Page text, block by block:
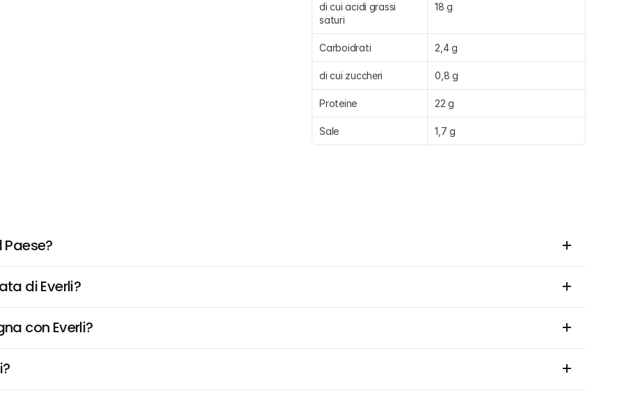
di cui acidi grassi
saturi
18 g
Carboidrati 2,4 g
di cui zuccheri 0,8 g
Proteine 22 g
Sale 1,7 g
di Everli?
con Everli?